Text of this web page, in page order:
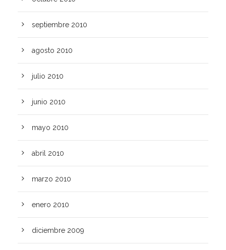
septiembre 2010
agosto 2010
julio 2010
junio 2010
mayo 2010
abril 2010
marzo 2010
enero 2010
diciembre 2009